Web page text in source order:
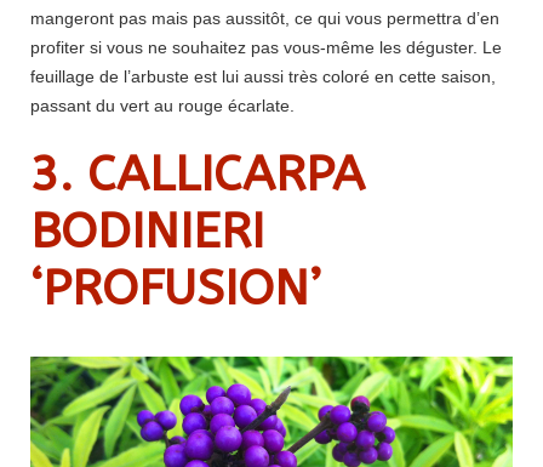
mangeront pas mais pas aussitôt, ce qui vous permettra d’en
profiter si vous ne souhaitez pas vous-même les déguster. Le
feuillage de l’arbuste est lui aussi très coloré en cette saison,
passant du vert au rouge écarlate.
3. CALLICARPA
BODINIERI
‘PROFUSION’